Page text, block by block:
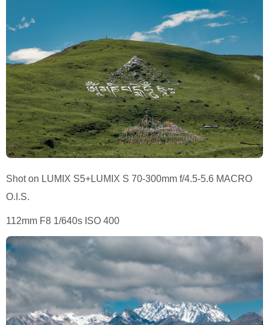
Shot on LUMIX S5+LUMIX S 70-300mm f/4.5-5.6 MACRO
O.I.S.
112mm F8 1/640s ISO 400